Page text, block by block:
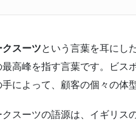
クスーツという言葉を耳にし
最高峰を指す言葉です。ビス
によって、顧客の個々の体
クスーツの語源は、イギリス